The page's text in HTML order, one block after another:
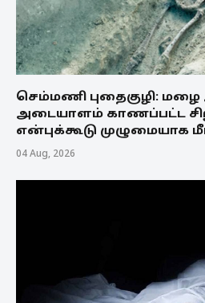
செம்மணி புதைகுழி: மழை
அடையாளம் காணப்பட்ட
என்புக்கூடு முழுமையாக
04 Aug, 2026